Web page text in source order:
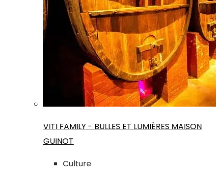
VITI FAMILY - BULLES ET LUMIÈRES MAISON
GUINOT
Culture